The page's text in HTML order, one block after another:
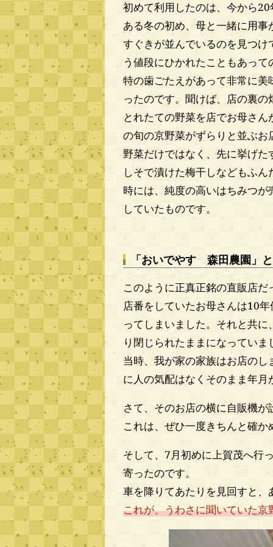
初めて利用したのは、今から
ある冬の初め、母と一緒に用
すぐきが並んでいるのを見つ
う値段にひかれたこともあっ
特の歯ごたえがあって非常に
ったのです。聞けば、店の裏
とれたての野菜を店でお母さ
の旬の京野菜がずらりと並ぶお
野菜だけではなく、先に挙げ
しそで漬けた梅干しなどもふ
時には、純度の高いはちみつ
していたものです。
「おいでやす 森田農園」
このように正真正銘の直販店
店番をしていたお母さんは10
ってしまいました。それと共
り閉じられたままになっていま
当時、我が家の家族はお店の
に人の気配はなくそのまま年
さて、そのお店の横に自販機
これは、ぜひ一度きちんと確
そして、7月初めに上賀茂へ行
寄ったのです。
車を降りてあたりを見回すと、
これが、うわさに聞いていた京